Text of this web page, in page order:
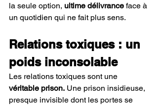
la seule option, ultime délivrance face à
un quotidien qui ne fait plus sens.
Relations toxiques : un
poids inconsolable
Les relations toxiques sont une
véritable prison. Une prison insidieuse,
presque invisible dont les portes se